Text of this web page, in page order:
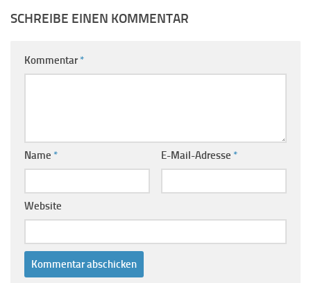
SCHREIBE EINEN KOMMENTAR
Kommentar*
Name * E-Mail-Adresse *
Website